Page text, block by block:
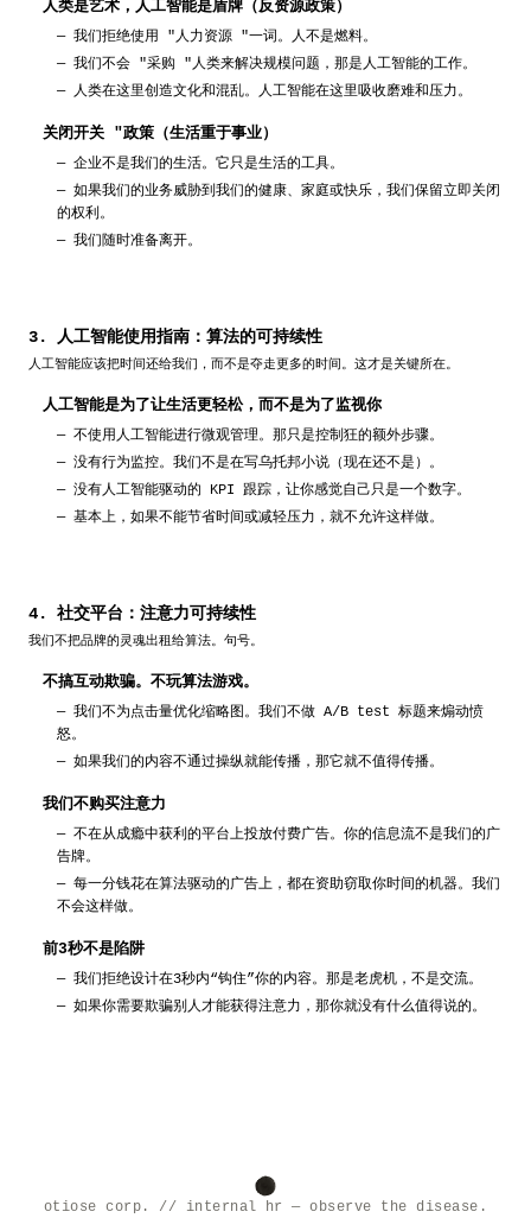
人类是艺术，人工智能是盾牌（反资源政策）
— 我们拒绝使用 "人力资源 "一词。人不是燃料。
— 我们不会 "采购 "人类来解决规模问题，那是人工智能的工作。
— 人类在这里创造文化和混乱。人工智能在这里吸收磨难和压力。
关闭开关 "政策（生活重于事业）
— 企业不是我们的生活。它只是生活的工具。
— 如果我们的业务威胁到我们的健康、家庭或快乐，我们保留立即关闭
的权利。
— 我们随时准备离开。
3. 人工智能使用指南：算法的可持续性
人工智能应该把时间还给我们，而不是夺走更多的时间。这才是关键所在。
人工智能是为了让生活更轻松，而不是为了监视你
— 不使用人工智能进行微观管理。那只是控制狂的额外步骤。
— 没有行为监控。我们不是在写乌托邦小说（现在还不是）。
— 没有人工智能驱动的 KPI 跟踪，让你感觉自己只是一个数字。
— 基本上，如果不能节省时间或减轻压力，就不允许这样做。
4. 社交平台：注意力可持续性
我们不把品牌的灵魂出租给算法。句号。
不搞互动欺骗。不玩算法游戏。
— 我们不为点击量优化缩略图。我们不做 A/B test 标题来煽动愤
怒。
— 如果我们的内容不通过操纵就能传播，那它就不值得传播。
我们不购买注意力
— 不在从成瘾中获利的平台上投放付费广告。你的信息流不是我们的广
告牌。
— 每一分钱花在算法驱动的广告上，都在资助窃取你时间的机器。我们
不会这样做。
前3秒不是陷阱
— 我们拒绝设计在3秒内“钩住”你的内容。那是老虎机，不是交流。
— 如果你需要欺骗别人才能获得注意力，那你就没有什么值得说的。
otiose corp. // internal hr — observe the disease.